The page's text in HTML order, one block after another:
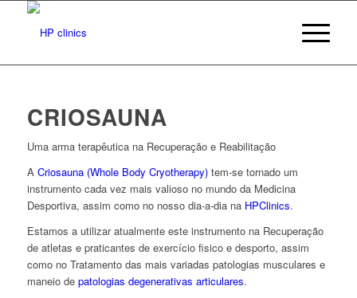
CRIOSAUNA
Uma arma terapêutica na Recuperação e Reabilitação
A Criosauna (Whole Body Cryotherapy)tem-se tornado um
instrumento cada vez mais valioso no mundo da Medicina
Desportiva, assim como no nosso dia-a-dia na HPClinics.
Estamos a utilizar atualmente este instrumento na Recuperação
de atletas e praticantes de exercício fisico e desporto, assim
como no Tratamento das mais variadas patologias musculares e
maneio de patologias degenerativas articulares.